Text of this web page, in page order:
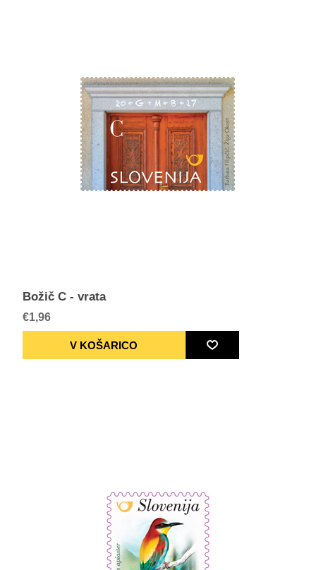
Božič C - vrata
€1,96